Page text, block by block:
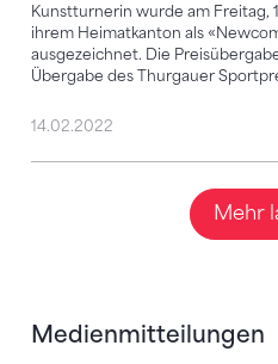
Kunstturnerin wurde am Freitag,
ihrem Heimatkanton als
ausgezeichnet. Die
Übergabe des Thurgauer
14.02.2022
Mehr
Medienmitteilungen